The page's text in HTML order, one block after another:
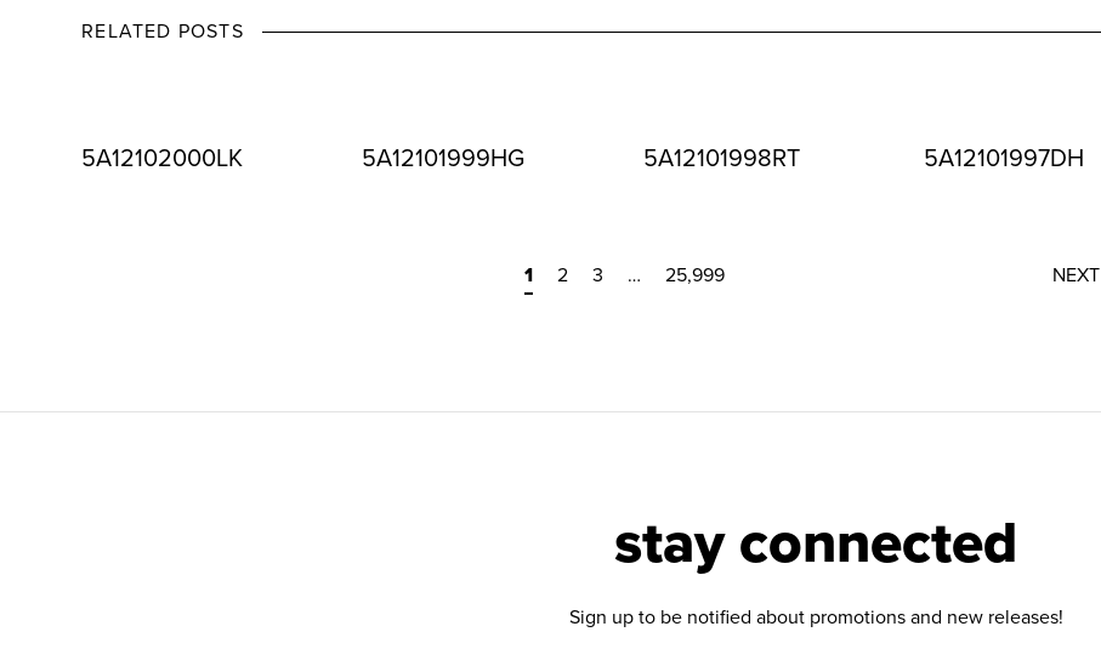
RELATED POSTS
5A12102000LK 5A12101999HG 5A12101998RT 5A12101997DH
1 2 3 … 25,999 NEXT
stay connected
Sign up to be notified about promotions and new releases!